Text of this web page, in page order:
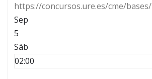
https://concursos.ure.es/cme/bases/
Sep
5
Sáb
02:00